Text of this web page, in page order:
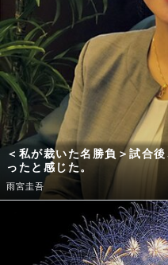
＜私が裁いた名勝負＞試合
ったと感じた。
雨宮圭吾